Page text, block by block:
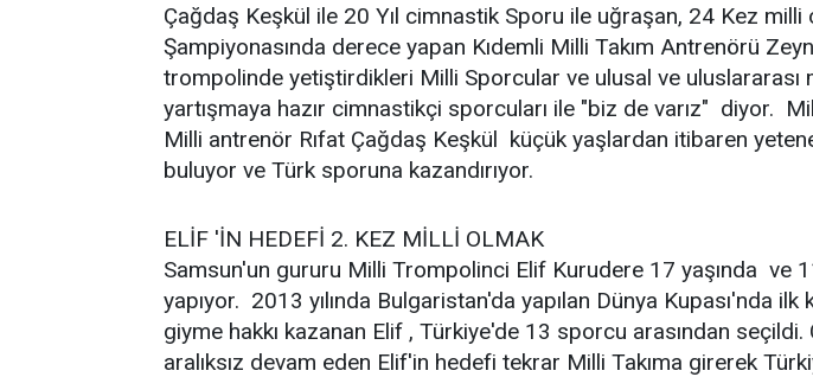
Çağdaş Keşkül ile 20 Yıl cimnastik Sporu ile uğraşan, 24 Kez milli
Şampiyonasında derece yapan Kıdemli Milli Takım Antrenörü
trompolinde yetiştirdikleri Milli Sporcular ve ulusal ve uluslararası
yartışmaya hazır cimnastikçi sporcuları ile "biz de varız" diyor.
Milli antrenör Rıfat Çağdaş Keşkül küçük yaşlardan itibaren
buluyor ve Türk sporuna kazandırıyor.
ELİF 'İN HEDEFİ 2. KEZ MİLLİ OLMAK
Samsun'un gururu Milli Trompolinci Elif Kurudere 17 yaşında ve
yapıyor. 2013 yılında Bulgaristan'da yapılan Dünya Kupası'nda
giyme hakkı kazanan Elif , Türkiye'de 13 sporcu arasından seçildi.
aralıksız devam eden Elif'in hedefi tekrar Milli Takıma girerek